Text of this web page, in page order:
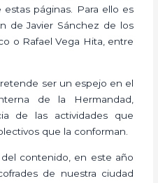
páginas. Para ello es
de Javier Sánchez de los
o Rafael Vega Hita, entre
ser un espejo en el
de la Hermandad,
de las actividades que
que la conforman.
contenido, en este año
de nuestra ciudad